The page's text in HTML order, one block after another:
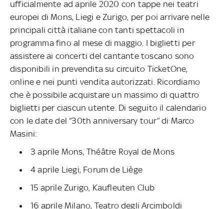
ufficialmente ad aprile 2020 con tappe nei teatri
europei di Mons, Liegi e Zurigo, per poi arrivare nelle
principali città italiane con tanti spettacoli in
programma fino al mese di maggio. I biglietti per
assistere ai concerti del cantante toscano sono
disponibili in prevendita su circuito TicketOne,
online e nei punti vendita autorizzati. Ricordiamo
che è possibile acquistare un massimo di quattro
biglietti per ciascun utente. Di seguito il calendario
con le date del “30th anniversary tour” di Marco
Masini:
3 aprile Mons, Théâtre Royal de Mons
4 aprile Liegi, Forum de Liège
15 aprile Zurigo, Kaufleuten Club
16 aprile Milano, Teatro degli Arcimboldi